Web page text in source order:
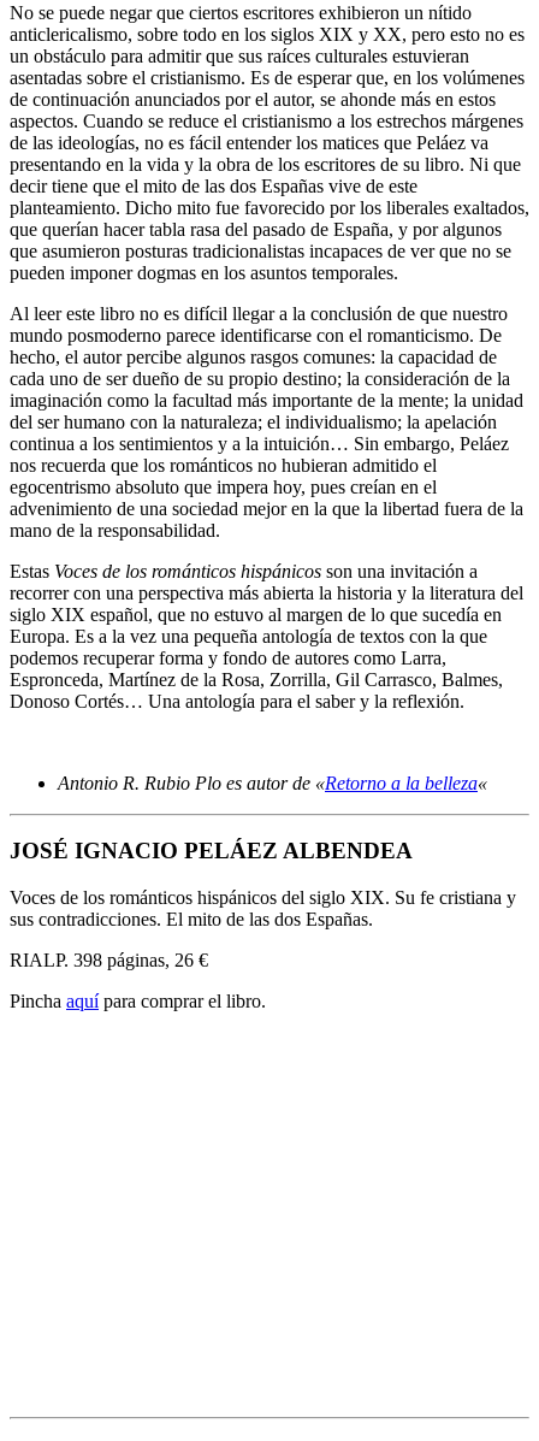
No se puede negar que ciertos escritores exhibieron un nítido
anticlericalismo, sobre todo en los siglos XIX y XX, pero esto no es
un obstáculo para admitir que sus raíces culturales estuvieran
asentadas sobre el cristianismo. Es de esperar que, en los volúmenes
de continuación anunciados por el autor, se ahonde más en estos
aspectos. Cuando se reduce el cristianismo a los estrechos márgenes
de las ideologías, no es fácil entender los matices que Peláez va
presentando en la vida y la obra de los escritores de su libro. Ni que
decir tiene que el mito de las dos Españas vive de este
planteamiento. Dicho mito fue favorecido por los liberales exaltados,
que querían hacer tabla rasa del pasado de España, y por algunos
que asumieron posturas tradicionalistas incapaces de ver que no se
pueden imponer dogmas en los asuntos temporales.
Al leer este libro no es difícil llegar a la conclusión de que nuestro
mundo posmoderno parece identificarse con el romanticismo. De
hecho, el autor percibe algunos rasgos comunes: la capacidad de
cada uno de ser dueño de su propio destino; la consideración de la
imaginación como la facultad más importante de la mente; la unidad
del ser humano con la naturaleza; el individualismo; la apelación
continua a los sentimientos y a la intuición… Sin embargo, Peláez
nos recuerda que los románticos no hubieran admitido el
egocentrismo absoluto que impera hoy, pues creían en el
advenimiento de una sociedad mejor en la que la libertad fuera de la
mano de la responsabilidad.
Estas Voces de los románticos hispánicos son una invitación a
recorrer con una perspectiva más abierta la historia y la literatura del
siglo XIX español, que no estuvo al margen de lo que sucedía en
Europa. Es a la vez una pequeña antología de textos con la que
podemos recuperar forma y fondo de autores como Larra,
Espronceda, Martínez de la Rosa, Zorrilla, Gil Carrasco, Balmes,
Donoso Cortés… Una antología para el saber y la reflexión.
Antonio R. Rubio Plo es autor de «Retorno a la belleza«
JOSÉ IGNACIO PELÁEZ ALBENDEA
Voces de los románticos hispánicos del siglo XIX. Su fe cristiana y
sus contradicciones. El mito de las dos Españas.
RIALP. 398 páginas, 26 €
Pincha aquípara comprar el libro.